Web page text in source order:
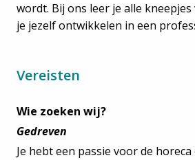
wordt. Bij ons leer je alle
je jezelf ontwikkelen in een
Vereisten
Wie zoeken wij?
Gedreven
Je hebt een passie voor de